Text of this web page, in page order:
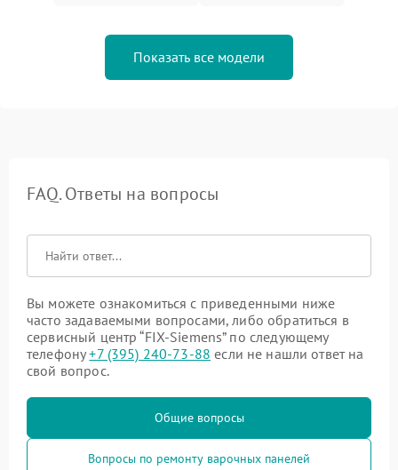
Показать все модели
FAQ. Ответы на вопросы
Вы можете ознакомиться с приведенными ниже
часто задаваемыми вопросами, либо обратиться в
сервисный центр “FIX-Siemens” по следующему
телефону+7 (395) 240-73-88 если не нашли ответ на
свой вопрос.
Общие вопросы
Вопросы по ремонту варочных панелей